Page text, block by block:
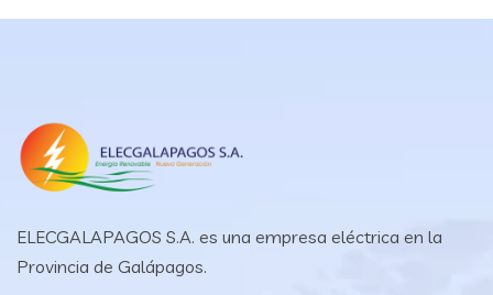
ELECGALAPAGOS S.A. es una empresa eléctrica en la
Provincia de Galápagos.